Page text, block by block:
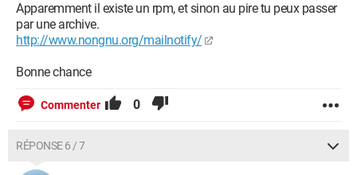
Apparemment il existe un rpm, et sinon au pire tu peux passer
par une archive.
http://www.nongnu.org/mailnotify/
Bonne chance
Commenter 0
RÉPONSE 6 / 7